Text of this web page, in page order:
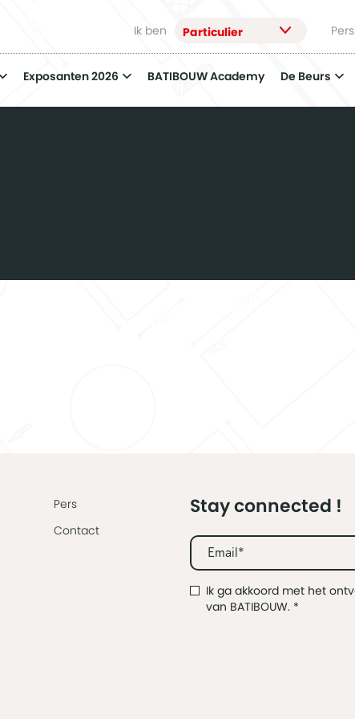
Ik ben Particulier Pers
Exposanten 2026 BATIBOUW Academy De Beurs
Pers
Contact
Stay connected !
Ik ga akkoord met het
van BATIBOUW. *